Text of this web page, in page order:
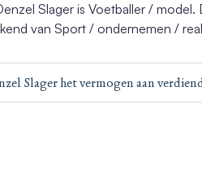
Slager is Voetballer / model.
van Sport / ondernemen /
Slager het vermogen aan